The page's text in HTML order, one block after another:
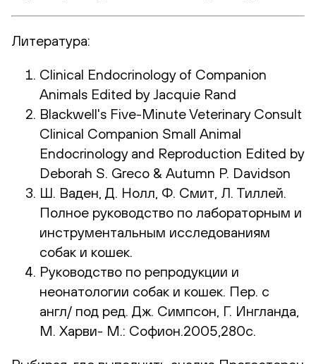
Литература:
Clinical Endocrinology of Companion
Animals Edited by Jacquie Rand
Blackwell's Five-Minute Veterinary Consult
Clinical Companion Small Animal
Endocrinology and Reproduction Edited by
Deborah S. Greco & Autumn P. Davidson
Ш. Ваден, Д. Нолл, Ф. Смит, Л. Тиллей.
Полное руководство по лабораторным и
инструментальным исследованиям
собак и кошек.
Руководство по репродукции и
неонатологии собак и кошек. Пер. с
англ/ под ред. Дж. Симпсон, Г. Ингланда,
М. Харви- М.: Софион.2005,280с.